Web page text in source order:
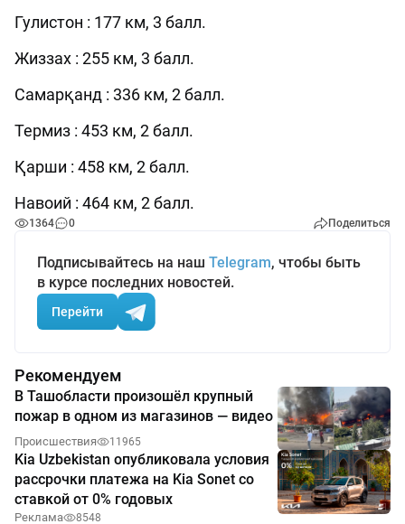
Гулистон : 177 км, 3 балл.
Жиззах : 255 км, 3 балл.
Самарқанд : 336 км, 2 балл.
Термиз : 453 км, 2 балл.
Қарши : 458 км, 2 балл.
Навоий : 464 км, 2 балл.
1364 0 Поделиться
Подписывайтесь на наш Telegram, чтобы быть
в курсе последних новостей.
Перейти
Рекомендуем
В Ташобласти произошёл крупный
пожар в одном из магазинов — видео
Происшествия 11965
Kia Uzbekistan опубликовала условия
рассрочки платежа на Kia Sonet со
ставкой от 0% годовых
Реклама 8548